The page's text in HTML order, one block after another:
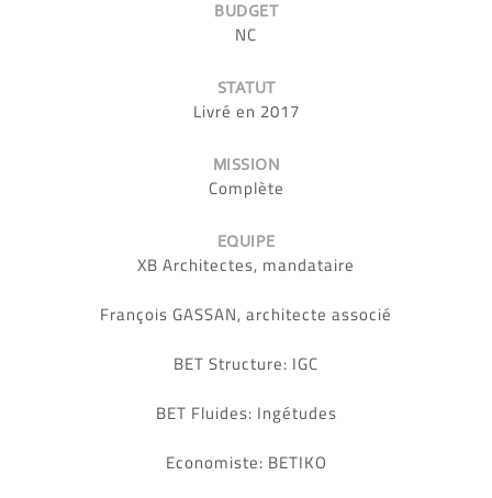
BUDGET
NC
STATUT
Livré en 2017
MISSION
Complète
EQUIPE
XB Architectes, mandataire
François GASSAN, architecte associé
BET Structure: IGC
BET Fluides: Ingétudes
Economiste: BETIKO